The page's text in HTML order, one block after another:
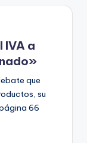
IVA a
que
su
66